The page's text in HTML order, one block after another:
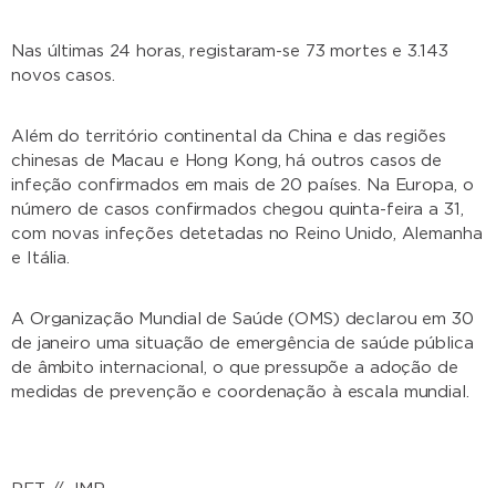
Nas últimas 24 horas, registaram-se 73 mortes e 3.143
novos casos.
Além do território continental da China e das regiões
chinesas de Macau e Hong Kong, há outros casos de
infeção confirmados em mais de 20 países. Na Europa, o
número de casos confirmados chegou quinta-feira a 31,
com novas infeções detetadas no Reino Unido, Alemanha
e Itália.
A Organização Mundial de Saúde (OMS) declarou em 30
de janeiro uma situação de emergência de saúde pública
de âmbito internacional, o que pressupõe a adoção de
medidas de prevenção e coordenação à escala mundial.